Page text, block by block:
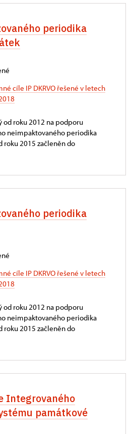
periodika
cíle IP DKRVO řešené v letech
od roku 2012 na podporu
neimpaktovaného periodika
roku 2015 začleněn do
periodika
cíle IP DKRVO řešené v letech
od roku 2012 na podporu
neimpaktovaného periodika
roku 2015 začleněn do
Integrovaného
památkové